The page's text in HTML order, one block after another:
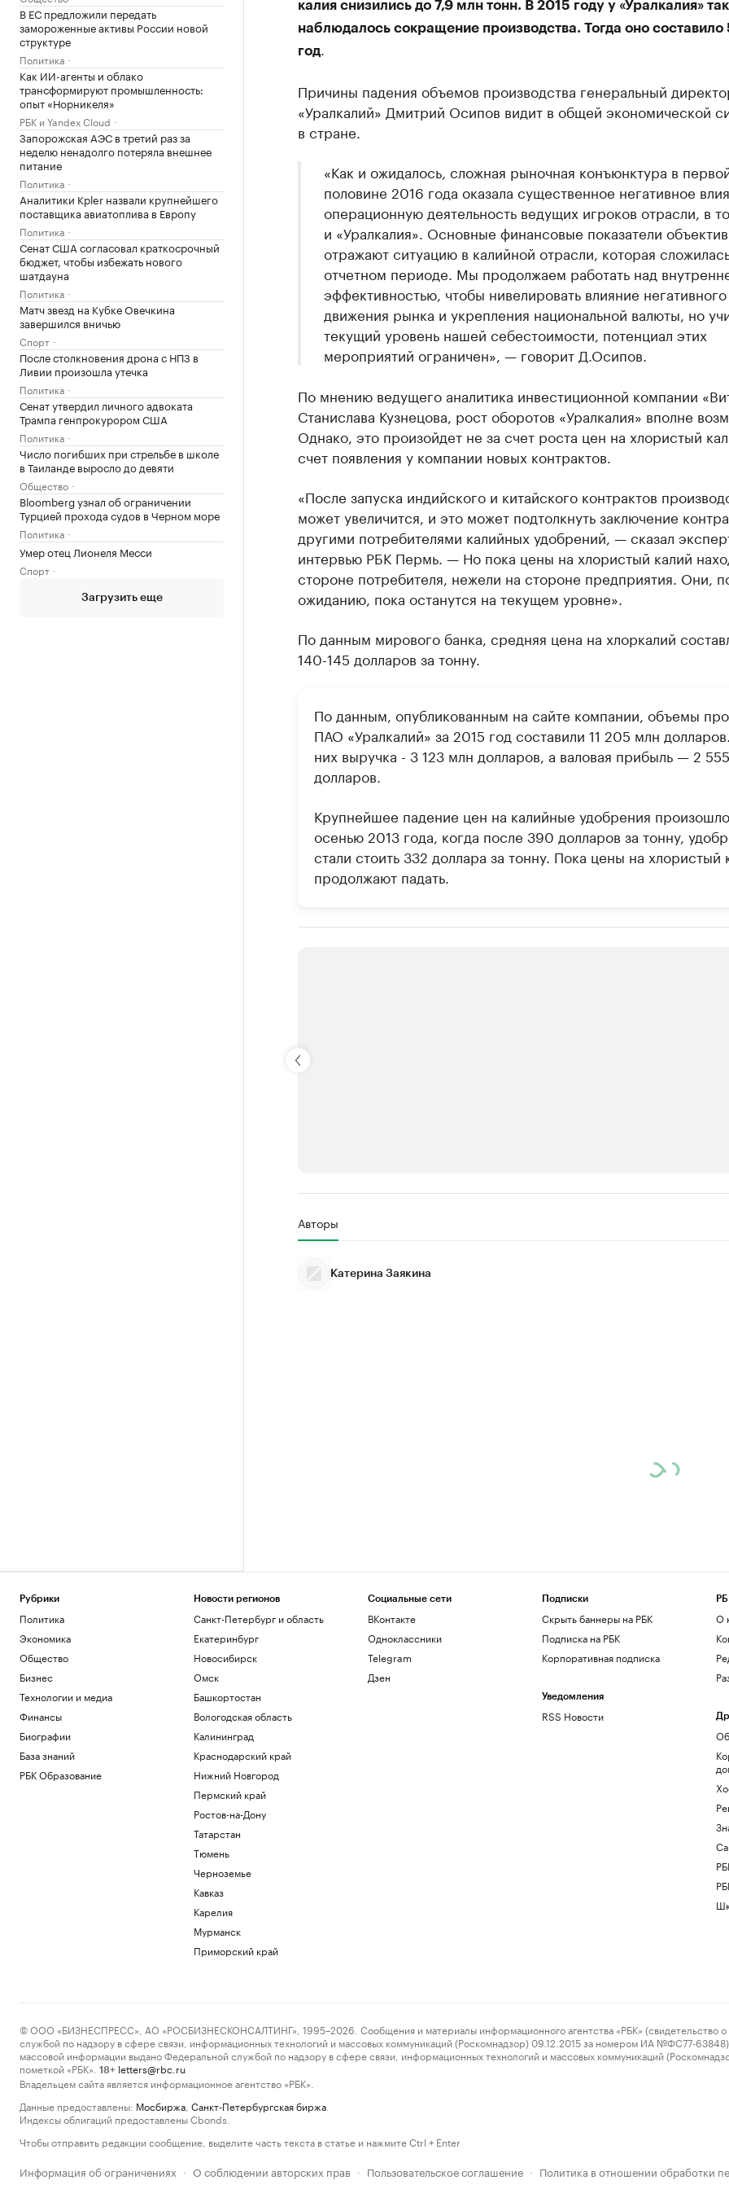
В ЕС предложили передать
замороженные активы России новой
структуре
Политика
Как ИИ-агенты и облако
трансформируют промышленность:
опыт «Норникеля»
РБК и Yandex Cloud
Запорожская АЭС в третий раз за
неделю ненадолго потеряла внешнее
питание
Политика
Аналитики Kpler назвали крупнейшего
поставщика авиатоплива в Европу
Политика
Сенат США согласовал краткосрочный
бюджет, чтобы избежать нового
шатдауна
Политика
Матч звезд на Кубке Овечкина
завершился вничью
Спорт
После столкновения дрона с НПЗ в
Ливии произошла утечка
Политика
Сенат утвердил личного адвоката
Трампа генпрокурором США
Политика
Число погибших при стрельбе в школе
в Таиланде выросло до девяти
Общество
Bloomberg узнал об ограничении
Турцией прохода судов в Черном море
Политика
Умер отец Лионеля Месси
Спорт
Загрузить еще
калия снизились до 7,9 млн тонн. В 2015 году у «Уралкалия»
наблюдалось сокращение производства. Тогда оно составило
год
Причины падения объемов производства генеральный
«Уралкалий» Дмитрий Осипов видит в общей экономической
в стране.
«Как и ожидалось, сложная рыночная конъюнктура в
половине 2016 года оказала существенное негативное
операционную деятельность ведущих игроков отрасли, в
и «Уралкалия». Основные финансовые показатели
отражают ситуацию в калийной отрасли, которая
отчетном периоде. Мы продолжаем работать над
эффективностью, чтобы нивелировать влияние негативного
движения рынка и укрепления национальной валюты, но
текущий уровень нашей себестоимости, потенциал этих
мероприятий ограничен», — говорит Д.Осипов.
По мнению ведущего аналитика инвестиционной компании
Станислава Кузнецова, рост оборотов «Уралкалия» вполне
Однако, это произойдет не за счет роста цен на хлористый
счет появления у компании новых контрактов.
«После запуска индийского и китайского контрактов
может увеличится, и это может подтолкнуть заключение
другими потребителями калийных удобрений, — сказал
интервью РБК Пермь. — Но пока цены на хлористый калий
стороне потребителя, нежели на стороне предприятия. Они,
ожиданию, пока останутся на текущем уровне».
По данным мирового банка, средняя цена на хлоркалий
140-145 долларов за тонну.
По данным, опубликованным на сайте компании, объемы
ПАО «Уралкалий» за 2015 год составили 11 205 млн
них выручка - 3 123 млн долларов, а валовая прибыль — 2
долларов.
Крупнейшее падение цен на калийные удобрения
осенью 2013 года, когда после 390 долларов за тонну,
стали стоить 332 доллара за тонну. Пока цены на хлористый
продолжают падать.
Крупнейшие производители и продавцы медийной
Ознакомьтесь с информацией в каталоге
Авторы
Катерина Заякина
Рубрики
Политика
Экономика
Общество
Бизнес
Технологии и медиа
Финансы
Биографии
База знаний
РБК Образование
Новости регионов
Санкт-Петербург и область
Екатеринбург
Новосибирск
Омск
Башкортостан
Вологодская область
Калининград
Краснодарский край
Нижний Новгород
Пермский край
Ростов-на-Дону
Татарстан
Тюмень
Черноземье
Кавказ
Карелия
Мурманск
Приморский край
Социальные сети
ВКонтакте
Одноклассники
Telegram
Дзен
Подписки
Скрыть баннеры на РБК
Подписка на РБК
Корпоративная подписка
Уведомления
RSS Новости
О
© ООО «БИЗНЕСПРЕСС», АО «РОСБИЗНЕСКОНСАЛТИНГ», 1995–2026. Сообщения и материалы информационного агентства «РБК» (свидетельство о
службой по надзору в сфере связи, информационных технологий и массовых коммуникаций (Роскомнадзор) 09.12.2015 за номером ИА №ФС77-63848)
массовой информации выдано Федеральной службой по надзору в сфере связи, информационных технологий и массовых коммуникаций
пометкой «РБК».
18+ letters@rbc.ru
Владельцем сайта является информационное агентство «РБК».
Данные предоставлены: Мосбиржа Санкт-Петербургская биржа
Индексы облигаций предоставлены Cbonds.
Чтобы отправить редакции сообщение, выделите часть текста в статье и нажмите Ctrl + Enter
Информация об ограничениях · О соблюдении авторских прав · Пользовательское соглашение · Политика в отношении обработки